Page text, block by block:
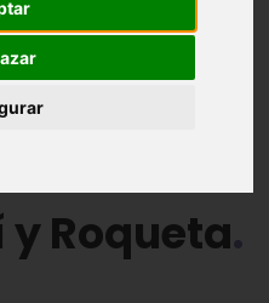
Fotografías
Roqueta